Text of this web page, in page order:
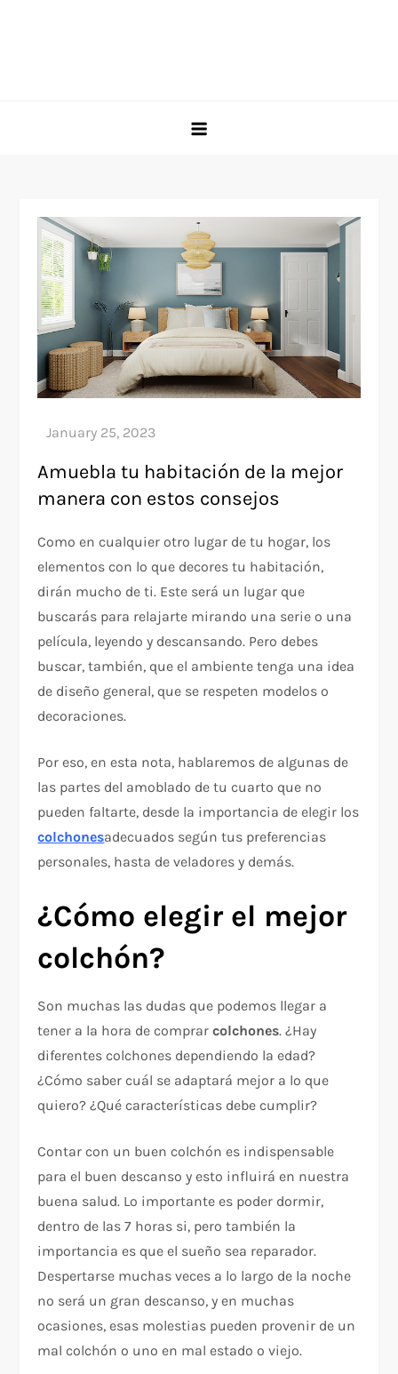
Amuebla tu habitación de la mejor
manera con estos consejos
Como en cualquier otro lugar de tu hogar, los
elementos con lo que decores tu habitación,
dirán mucho de ti. Este será un lugar que
buscarás para relajarte mirando una serie o una
película, leyendo y descansando. Pero debes
buscar, también, que el ambiente tenga una idea
de diseño general, que se respeten modelos o
decoraciones.
Por eso, en esta nota, hablaremos de algunas de
las partes del amoblado de tu cuarto que no
pueden faltarte, desde la importancia de elegir los
colchonesadecuados según tus preferencias
personales, hasta de veladores y demás.
¿Cómo elegir el mejor
colchón?
Son muchas las dudas que podemos llegar a
tener a la hora de comprarcolchones. ¿Hay
diferentes colchones dependiendo la edad?
¿Cómo saber cuál se adaptará mejor a lo que
quiero? ¿Qué características debe cumplir?
Contar con un buen colchón es indispensable
para el buen descanso y esto influirá en nuestra
buena salud. Lo importante es poder dormir,
dentro de las 7 horas si, pero también la
importancia es que el sueño sea reparador.
Despertarse muchas veces a lo largo de la noche
no será un gran descanso, y en muchas
ocasiones, esas molestias pueden provenir de un
mal colchón o uno en mal estado o viejo.